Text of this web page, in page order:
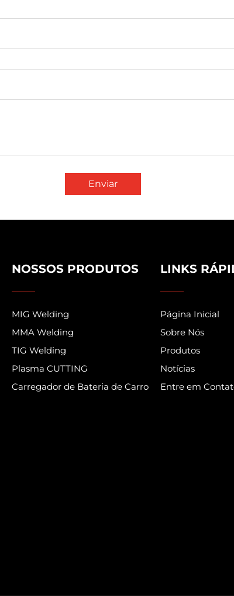
Enviar
NOSSOS PRODUTOS
MIG Welding
MMA Welding
TIG Welding
Plasma CUTTING
Carregador de Bateria de Carro
LINKS
Página Inicial
Sobre Nós
Produtos
Notícias
Entre em